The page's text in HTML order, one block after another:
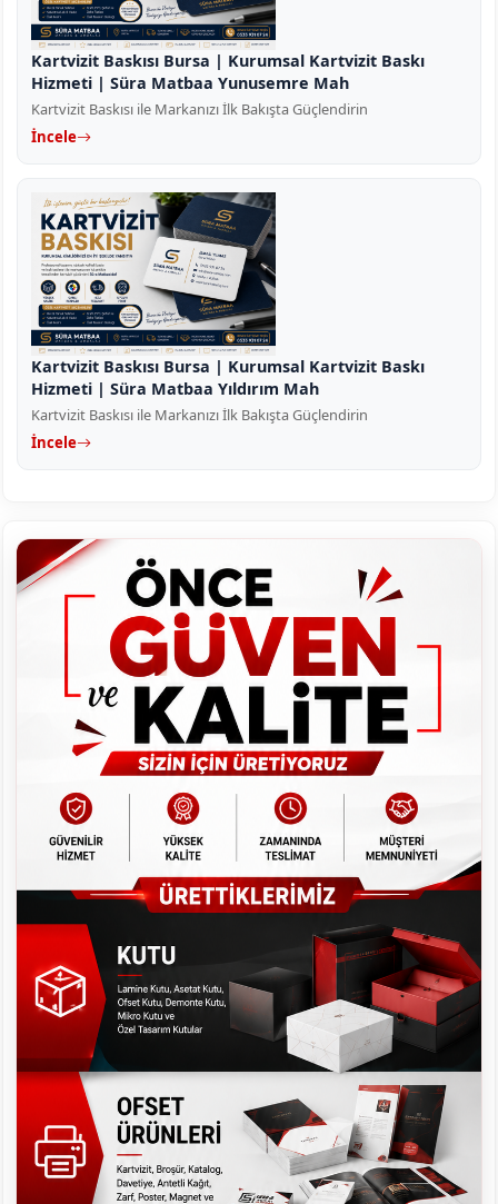
Kartvizit Baskısı Bursa | Kurumsal Kartvizit Baskı
Hizmeti | Süra Matbaa Yunusemre Mah
Kartvizit Baskısı ile Markanızı İlk Bakışta Güçlendirin
İncele
Kartvizit Baskısı Bursa | Kurumsal Kartvizit Baskı
Hizmeti | Süra Matbaa Yıldırım Mah
Kartvizit Baskısı ile Markanızı İlk Bakışta Güçlendirin
İncele